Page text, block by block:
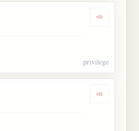
Dengarkan
privilege
Dengarkan